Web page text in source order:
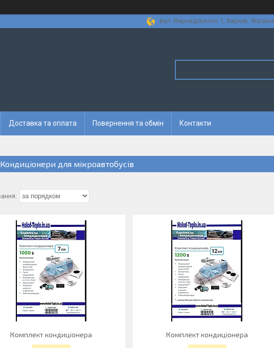
вул. Вернадського 1, Харків, Україна
Доставка та оплата Повернення та обмін Контакти
Кондиціонери для мікроавтобусів
Комплект кондиціонера Комплект кондиціонера